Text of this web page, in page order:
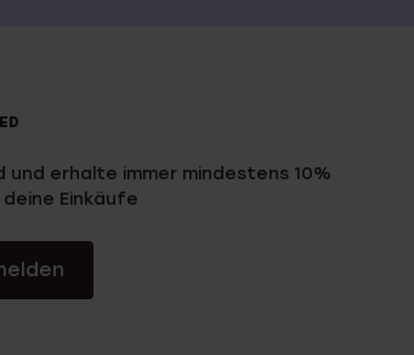
und erhalte immer mindestens 10%
Einkäufe